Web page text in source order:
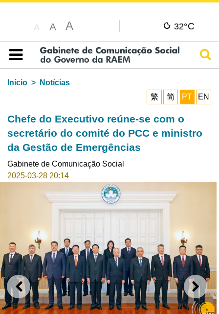
A A A 32°C
Índice
Início
Notícias
繁
简 PT EN
Chefe do Executivo reúne-se com o
secretário do comité do PCC e ministro
da Gestão de Emergências
Gabinete de Comunicação Social
2025-03-28 20:14
ANTERIOR